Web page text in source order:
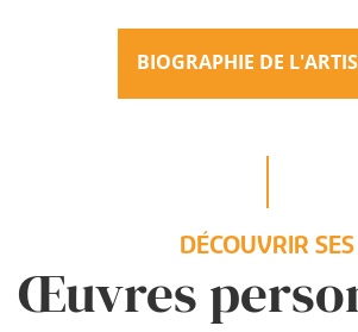
BIOGRAPHIE DE
DÉCOUVRIR SES
Œuvres